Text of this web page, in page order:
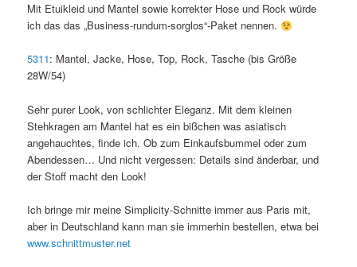
Mit Etuikleid und Mantel sowie korrekter Hose und Rock würde
ich das das „Business-rundum-sorglos“-Paket nennen.
5311: Mantel, Jacke, Hose, Top, Rock, Tasche (bis Größe
28W/54)
Sehr purer Look, von schlichter Eleganz. Mit dem kleinen
Stehkragen am Mantel hat es ein bißchen was asiatisch
angehauchtes, finde ich. Ob zum Einkaufsbummel oder zum
Abendessen… Und nicht vergessen: Details sind änderbar, und
der Stoff macht den Look!
Ich bringe mir meine Simplicity-Schnitte immer aus Paris mit,
aber in Deutschland kann man sie immerhin bestellen, etwa bei
www.schnittmuster.net